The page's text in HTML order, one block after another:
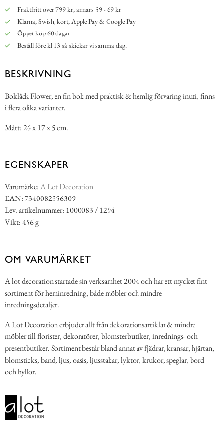
Fraktfritt över 799 kr, annars 59 - 69 kr
Klarna, Swish, kort, Apple Pay & Google Pay
Öppet köp 60 dagar
Beställ före kl 13 så skickar vi samma dag.
BESKRIVNING
Boklåda Flower, en fin bok med praktisk & hemlig förvaring inuti, finns
i flera olika varianter.
Mått: 26 x 17 x 5 cm.
EGENSKAPER
Varumärke:A Lot Decoration
EAN: 7340082356309
Lev. artikelnummer: 1000083 / 1294
Vikt: 456 g
OM VARUMÄRKET
A lot decoration startade sin verksamhet 2004 och har ett mycket fint
sortiment för heminredning, både möbler och mindre
inredningsdetaljer.
A Lot Decoration erbjuder allt från dekorationsartiklar & mindre
möbler till florister, dekoratörer, blomsterbutiker, inrednings- och
presentbutiker. Sortiment består bland annat av fjädrar, kransar, hjärtan,
blomsticks, band, ljus, oasis, ljusstakar, lyktor, krukor, speglar, bord
och hyllor.